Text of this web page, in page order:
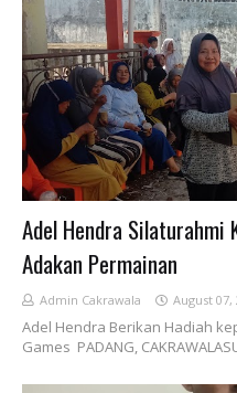
Adel Hendra Silaturahmi
Adakan Permainan
Admin Cakrawala August 07,
Adel Hendra Berikan Hadiah
Games PADANG,